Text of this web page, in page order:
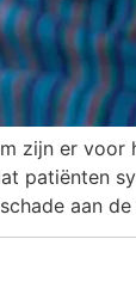
zijn er
patiënten
aan